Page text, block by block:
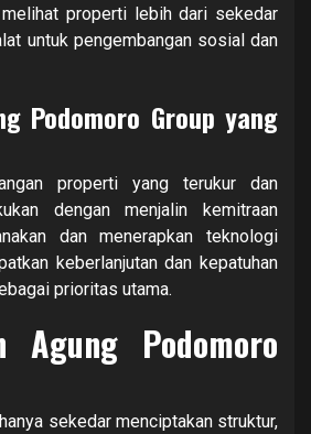
melihat properti lebih dari sekedar
untuk pengembangan sosial dan
Podomoro Group yang
properti yang terukur dan
dengan menjalin kemitraan
dan menerapkan teknologi
keberlanjutan dan kepatuhan
prioritas utama.
Agung Podomoro
sekedar menciptakan struktur,